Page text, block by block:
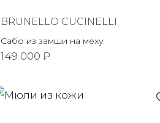
BRUNELLO CUCINELLI
Сабо из замши на меху
149 000 ₽